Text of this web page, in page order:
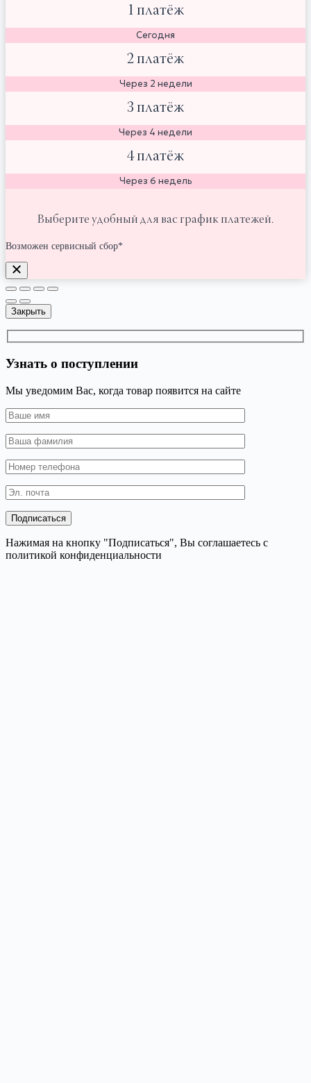
1 платёж
Сегодня
2 платёж
Через 2 недели
3 платёж
Через 4 недели
4 платёж
Через 6 недель
Выберите удобный для вас график платежей.
Возможен сервисный сбор*
Закрыть
Узнать о поступлении
Мы уведомим Вас, когда товар появится на сайте
Нажимая на кнопку "Подписаться", Вы соглашаетесь с
политикой конфиденциальности